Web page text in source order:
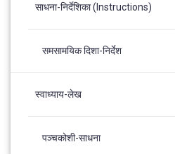
साधना-निर्देशिका (Instructions)
समसामयिक दिशा-निर्देश
स्वाध्याय-लेख
पञ्चकोशी-साधना